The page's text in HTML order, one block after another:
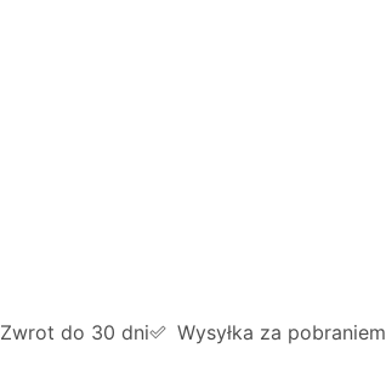
Zwrot do 30 dni Wysyłka za pobraniem